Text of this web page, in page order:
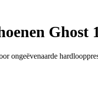
Ghost
ongeëvenaarde